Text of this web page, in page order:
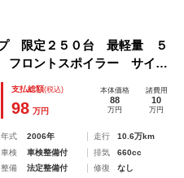
プ 限定２５０台 最軽量 ５
ロントスポイラー サイド
Ｃ ＣＤ ＤＶＤ再生可 キ
可 ＡＢＳ ダブルエアバッ
支払総額(税込)
98 万円
本体価格
88
万円
諸費用
10
万円
年式 2006年 走行
10.6万km
車検
車検整備付 排気
660cc
整備
法定整備付 修復
なし